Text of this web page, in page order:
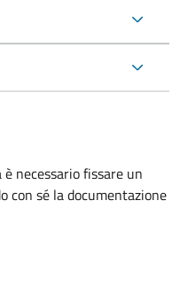
necessario fissare un
con sé la documentazione